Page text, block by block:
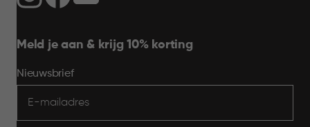
Meld je aan & krijg 10% korting
Nieuwsbrief